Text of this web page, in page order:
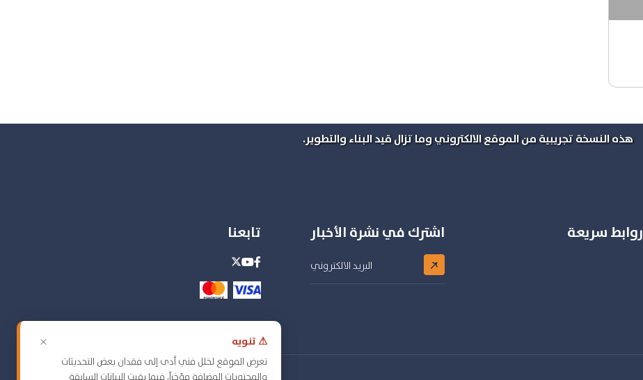
هذه النسخة تجريبية من الموقع الالكتروني وما تزال قيد البناء والتطوير.
روابط سريعة اشترك في نشرة الأخبار تابعنا
⚠ تنويه ×
تعرض الموقع لخلل فني أدى إلى فقدان بعض التحديثات
والمحتويات المضافة مؤخراً، فيما بقيت البيانات السابقة